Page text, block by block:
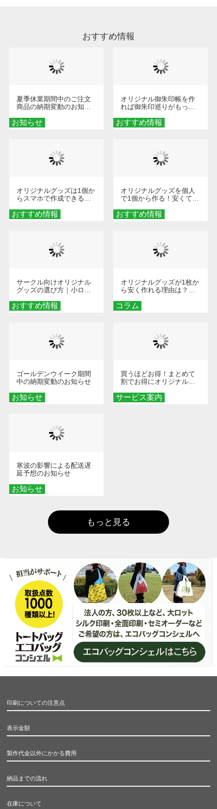
おすすめ情報
お知らせ
夏季休業期間中のご注文
商品の納期変動のお知ら
おすすめ情報
オリジナル御朱印帳を作
れば御朱印巡りがもっと
ダーメイドする魅力と選
び方
おすすめ情報
オリジナルグッズは1個か
らスマホで作成できる！
くなる巾着＆ポーチ活用
術
おすすめ情報
オリジナルグッズを個人
で1個から作る！安くて簡
秘訣
おすすめ情報
サークル向けオリジナル
グッズの選び方｜小ロッ
める秘訣
コラム
オリジナルグッズが1枚か
ら安く作れる理由は？オ
とメリットを解説
お知らせ
ゴールデンウイーク期間
中の納期変動のお知らせ
サービス案内
買うほどお得！まとめて
割でお得にオリジナルグ
お知らせ
寒波の影響による配送遅
延予想のお知らせ
もっと見る
印刷についての注意点
表示金額
製作代金以外にかかる費用
納品までの流れ
在庫について